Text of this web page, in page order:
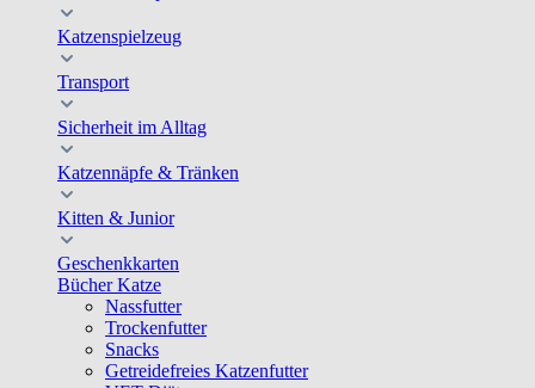
Katzenspielzeug
Transport
Sicherheit im Alltag
Katzennäpfe & Tränken
Kitten & Junior
Geschenkkarten
Bücher Katze
Nassfutter
Trockenfutter
Snacks
Getreidefreies Katzenfutter